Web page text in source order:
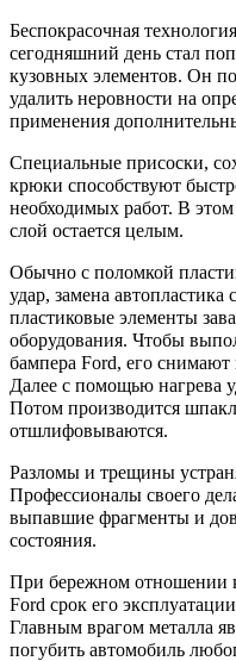
Беспокрасочная
сегодняшний день стал
кузовных элементов. Он
удалить неровности на
применения
Специальные присоски,
крюки способствуют
необходимых работ. В этом
слой остается целым.
Обычно с поломкой
удар, замена
пластиковые элементы
оборудования. Чтобы
бампера Ford, его снимают
Далее с помощью нагрева
Потом производится
отшлифовываются.
Разломы и трещины
Профессионалы своего
выпавшие фрагменты и
состояния.
При бережном отношении
Ford срок его
Главным врагом металла
погубить автомобиль